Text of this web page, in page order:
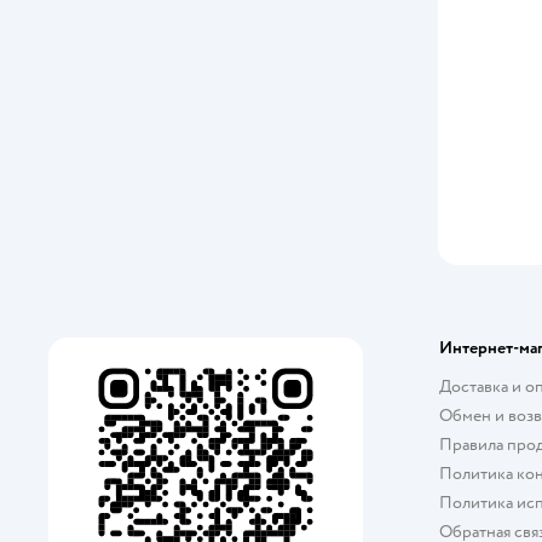
Интернет-
Доставка и
Обмен и
Правила
Политика
Политика
Обратная